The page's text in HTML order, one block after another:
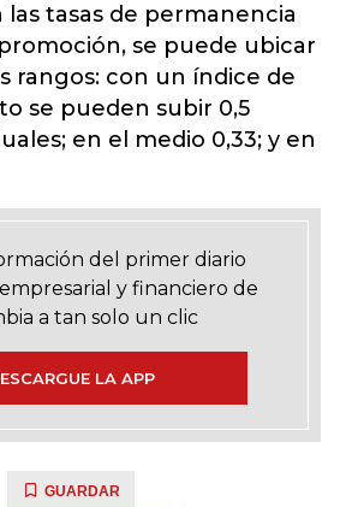
tasas de permanencia
se puede ubicar
rangos: con un índice de
se pueden subir 0,5
en el medio 0,33; y en
del primer diario
y financiero de
a tan solo un clic
LA APP
GUARDAR